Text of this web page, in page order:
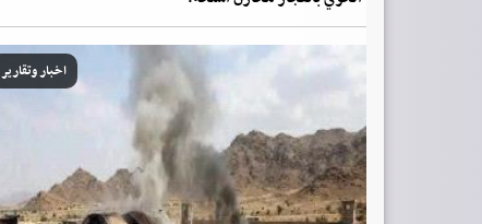
اخبار وتقارير